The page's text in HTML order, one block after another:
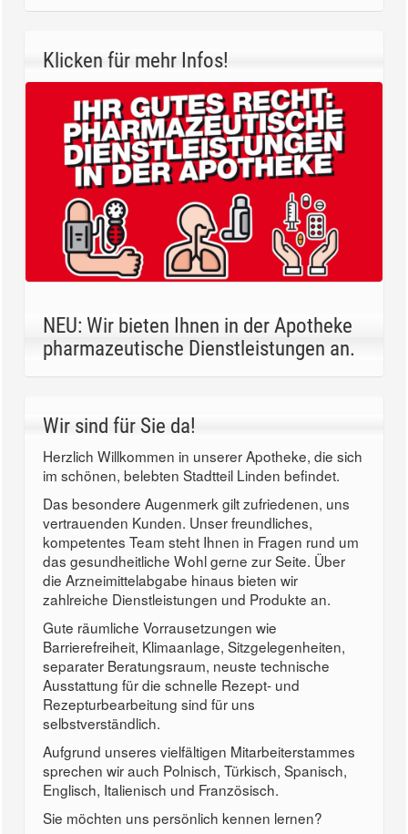
Klicken für mehr Infos!
NEU: Wir bieten Ihnen in der Apotheke
pharmazeutische Dienstleistungen an.
Wir sind für Sie da!
Herzlich Willkommen in unserer Apotheke, die sich
im schönen, belebten Stadtteil Linden befindet.
Das besondere Augenmerk gilt zufriedenen, uns
vertrauenden Kunden. Unser freundliches,
kompetentes Team steht Ihnen in Fragen rund um
das gesundheitliche Wohl gerne zur Seite. Über
die Arzneimittelabgabe hinaus bieten wir
zahlreiche Dienstleistungen und Produkte an.
Gute räumliche Vorrausetzungen wie
Barrierefreiheit, Klimaanlage, Sitzgelegenheiten,
separater Beratungsraum, neuste technische
Ausstattung für die schnelle Rezept- und
Rezepturbearbeitung sind für uns
selbstverständlich.
Aufgrund unseres vielfältigen Mitarbeiterstammes
sprechen wir auch Polnisch, Türkisch, Spanisch,
Englisch, Italienisch und Französisch.
Sie möchten uns persönlich kennen lernen?